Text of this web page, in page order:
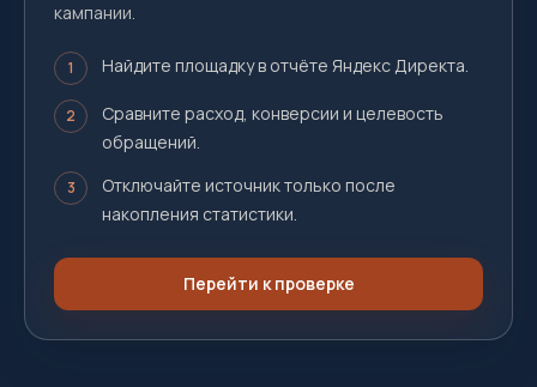
кампании.
1 Найдите площадку в отчёте Яндекс Директа.
2
Сравните расход, конверсии и целевость
обращений.
3
Отключайте источник только после
накопления статистики.
Перейти к проверке